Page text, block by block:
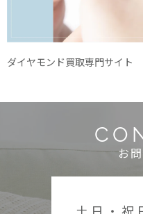
ダイヤモンド買取専門サイト
お